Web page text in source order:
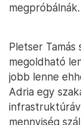
megpróbálnák.
Pletser
megoldható
jobb lenne
Adria egy
mennyiség